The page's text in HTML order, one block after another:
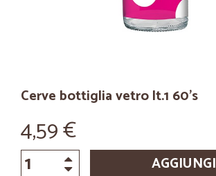
Cerve bottiglia vetro lt.1 60's
4,59 €
AGGIUNGI